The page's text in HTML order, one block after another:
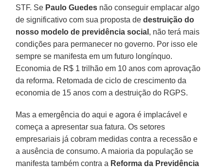
STF. Se Paulo Guedes não conseguir emplacar algo
de significativo com sua proposta dedestruição do
nosso modelo de previdência social , não terá mais
condições para permanecer no governo. Por isso ele
sempre se manifesta em um futuro longínquo.
Economia de R$ 1 trilhão em 10 anos com aprovação
da reforma. Retomada de ciclo de crescimento da
economia de 15 anos com a destruição do RGPS.
Mas a emergência do aqui e agora é implacável e
começa a apresentar sua fatura. Os setores
empresariais já cobram medidas contra a recessão e
a ausência de consumo. A maioria da população se
manifesta também contra a Reforma da Previdência